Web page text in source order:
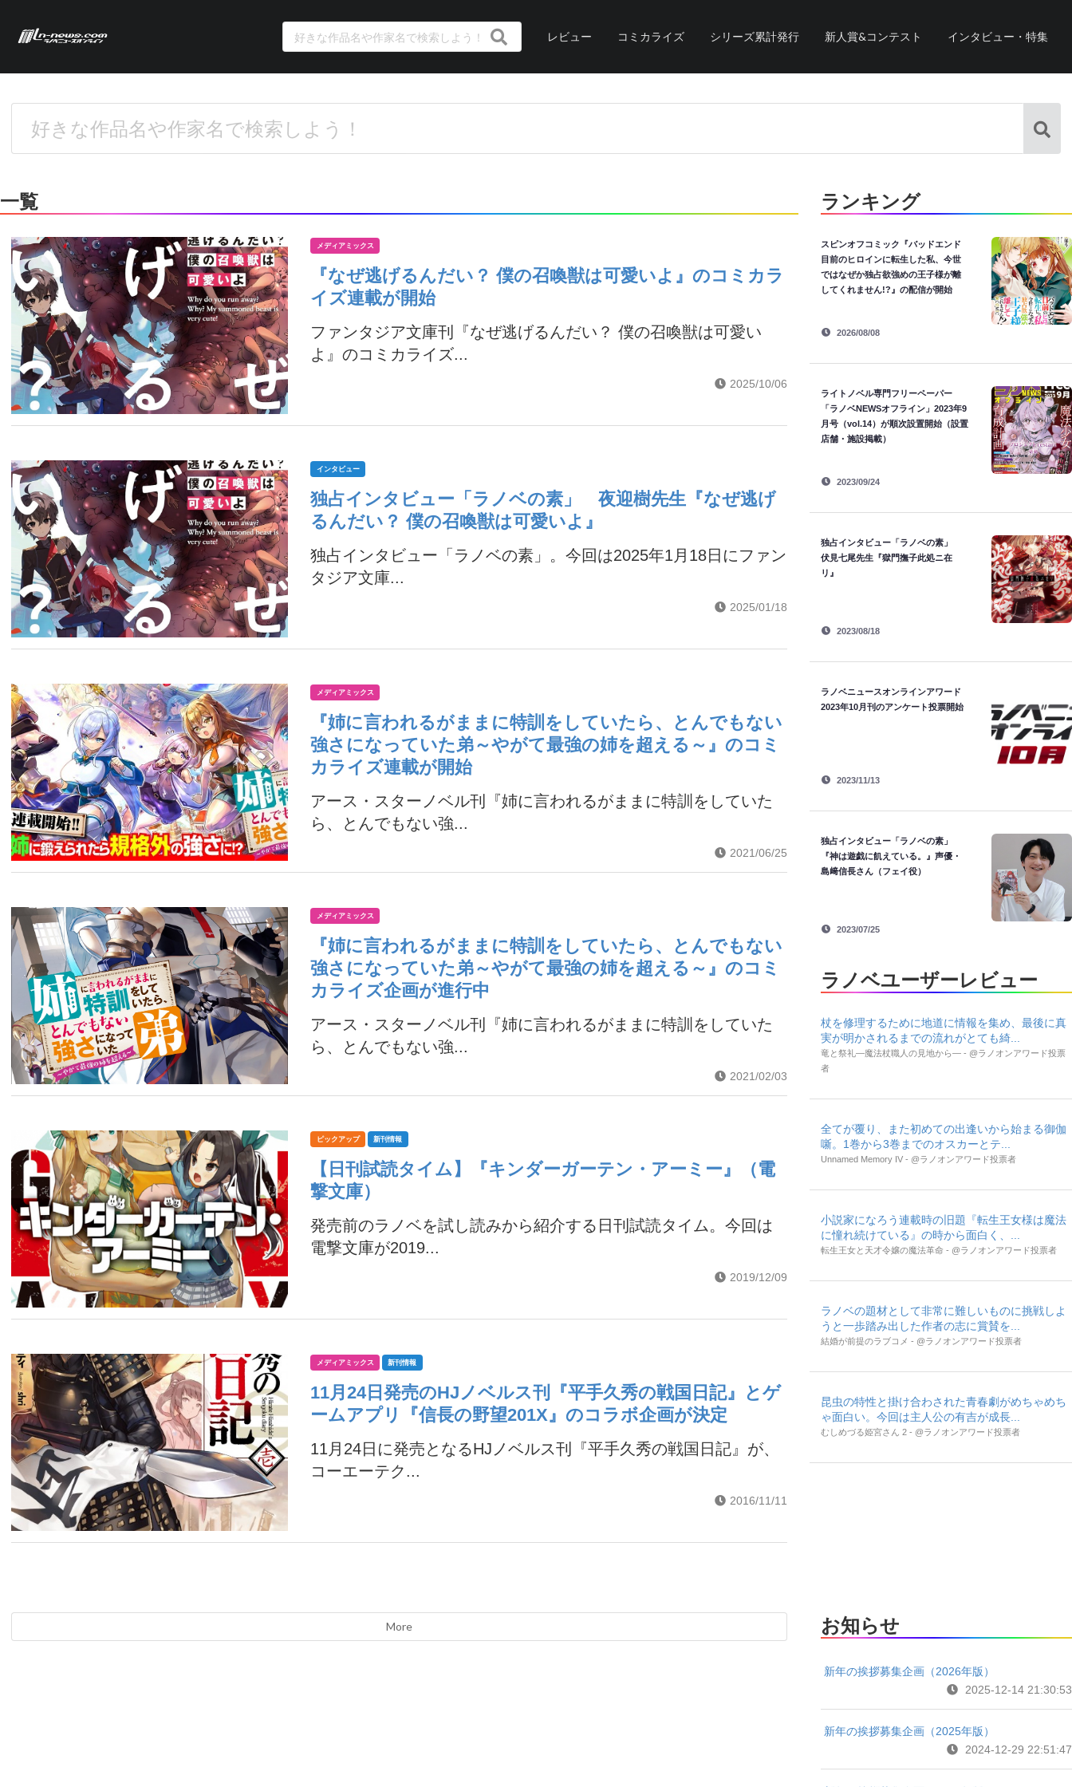
レビュー コミカライズ シリーズ累計発行 新人賞&コンテスト インタビュー・特集
一覧
メディアミックス
『なぜ逃げるんだい？ 僕の召喚獣は可愛いよ』のコミカラ
イズ連載が開始
ファンタジア文庫刊『なぜ逃げるんだい？ 僕の召喚獣は可愛い
よ』のコミカライズ...
2025/10/06
インタビュー
独占インタビュー「ラノベの素」 夜迎樹先生『なぜ逃げ
るんだい？ 僕の召喚獣は可愛いよ』
独占インタビュー「ラノベの素」。今回は2025年1月18日にファン
タジア文庫...
2025/01/18
メディアミックス
『姉に言われるがままに特訓をしていたら、とんでもない
強さになっていた弟～やがて最強の姉を超える～』のコミ
カライズ連載が開始
アース・スターノベル刊『姉に言われるがままに特訓をしていた
ら、とんでもない強...
2021/06/25
メディアミックス
『姉に言われるがままに特訓をしていたら、とんでもない
強さになっていた弟～やがて最強の姉を超える～』のコミ
カライズ企画が進行中
アース・スターノベル刊『姉に言われるがままに特訓をしていた
ら、とんでもない強...
2021/02/03
ピックアップ 新刊情報
【日刊試読タイム】『キンダーガーテン・アーミー』（電
撃文庫）
発売前のラノベを試し読みから紹介する日刊試読タイム。今回は
電撃文庫が2019...
2019/12/09
メディアミックス 新刊情報
11月24日発売のHJノベルス刊『平手久秀の戦国日記』とゲ
ームアプリ『信長の野望201X』のコラボ企画が決定
11月24日に発売となるHJノベルス刊『平手久秀の戦国日記』が、
コーエーテク...
2016/11/11
More
ランキング
スピンオフコミック『バッドエンド
目前のヒロインに転生した私、今世
ではなぜか独占欲強めの王子様が離
してくれません!?』の配信が開始
2026/08/08
ライトノベル専門フリーペーパー
「ラノベNEWSオフライン」2023年9
月号（vol.14）が順次設置開始（設置
店舗・施設掲載）
2023/09/24
独占インタビュー「ラノベの素」
伏見七尾先生『獄門撫子此処ニ在
リ』
2023/08/18
ラノベニュースオンラインアワード
2023年10月刊のアンケート投票開始
2023/11/13
独占インタビュー「ラノベの素」
『神は遊戯に飢えている。』声優・
島﨑信長さん（フェイ役）
2023/07/25
ラノベユーザーレビュー
杖を修理するために地道に情報を集め、最後に真
実が明かされるまでの流れがとても綺...
竜と祭礼―魔法杖職人の見地から― - @ラノオンアワード投票
者
全てが覆り、また初めての出逢いから始まる御伽
噺。1巻から3巻までのオスカーとテ...
Unnamed Memory IV - @ラノオンアワード投票者
小説家になろう連載時の旧題『転生王女様は魔法
に憧れ続けている』の時から面白く、...
転生王女と天才令嬢の魔法革命 - @ラノオンアワード投票者
ラノベの題材として非常に難しいものに挑戦しよ
うと一歩踏み出した作者の志に賞賛を...
結婚が前提のラブコメ - @ラノオンアワード投票者
昆虫の特性と掛け合わされた青春劇がめちゃめち
ゃ面白い。今回は主人公の有吉が成長...
むしめづる姫宮さん 2 - @ラノオンアワード投票者
お知らせ
新年の挨拶募集企画（2026年版）
2025-12-14 21:30:53
新年の挨拶募集企画（2025年版）
2024-12-29 22:51:47